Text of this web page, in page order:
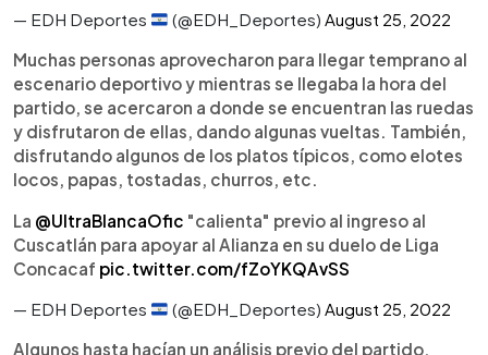
— EDH Deportes
(@EDH_Deportes)August 25, 2022
Muchas personas aprovecharon para llegar temprano al
escenario deportivo y mientras se llegaba la hora del
partido, se acercaron a donde se encuentran las ruedas
y disfrutaron de ellas, dando algunas vueltas. También,
disfrutando algunos de los platos típicos, como elotes
locos, papas, tostadas, churros, etc.
La @UltraBlancaOfic "calienta" previo al ingreso al
Cuscatlán para apoyar al Alianza en su duelo de Liga
Concacaf pic.twitter.com/fZoYKQAvSS
— EDH Deportes
(@EDH_Deportes)August 25, 2022
Algunos hasta hacían un análisis previo del partido,